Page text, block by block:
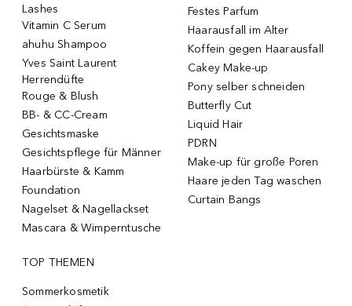
Lashes
Vitamin C Serum
ahuhu Shampoo
Yves Saint Laurent
Herrendüfte
Rouge & Blush
BB- & CC-Cream
Gesichtsmaske
Gesichtspflege für Männer
Haarbürste & Kamm
Foundation
Nagelset & Nagellackset
Mascara & Wimperntusche
Festes Parfum
Haarausfall im Alter
Koffein gegen Haarausfall
Cakey Make-up
Pony selber schneiden
Butterfly Cut
Liquid Hair
PDRN
Make-up für große Poren
Haare jeden Tag waschen
Curtain Bangs
TOP THEMEN
Sommerkosmetik